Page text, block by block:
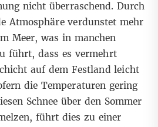
nicht überraschend. Durch
Atmosphäre verdunstet mehr
Meer, was in manchen
führt, dass es vermehrt
auf dem Festland leicht
die Temperaturen gering
Schnee über den Sommer
führt dies zu einer